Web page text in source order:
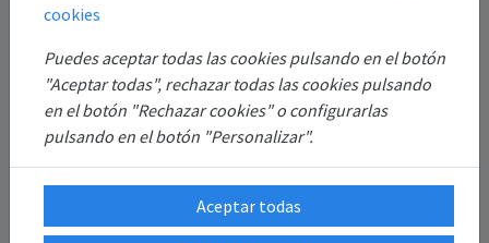
Mi Cuenta
Sobre Nosotros
cookies
Puedes aceptar todas las cookies pulsando en el botón
"Aceptar todas", rechazar todas las cookies pulsando
en el botón "Rechazar cookies" o configurarlas
pulsando en el botón "Personalizar".
Aceptar todas